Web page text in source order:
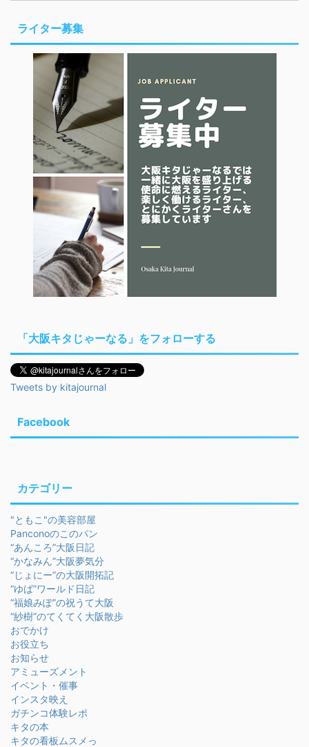
ライター募集
「大阪キタじゃーなる」をフォローする
Tweets by kitajournal
Facebook
カテゴリー
"ともこ"の美容部屋
Panconoのこのパン
“あんころ”大阪日記
“かなみん”大阪夢気分
“じょにー”の大阪開拓記
“ゆば”ワールド日記
“福娘みぽ”の祝うて大阪
“紗樹”のてくてく大阪散歩
おでかけ
お役立ち
お知らせ
アミューズメント
イベント・催事
インスタ映え
ガチンコ体験レポ
キタの本
キタの看板ムスメっ